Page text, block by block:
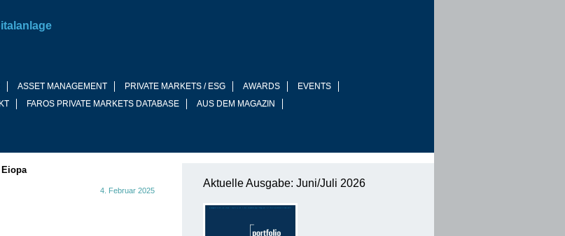
ASSET MANAGEMENT PRIVATE MARKETS / ESG AWARDS
EVENTS
FAROS PRIVATE MARKETS DATABASE AUS DEM MAGAZIN
4. Februar 2025
Aktuelle Ausgabe: Juni/Juli 2026